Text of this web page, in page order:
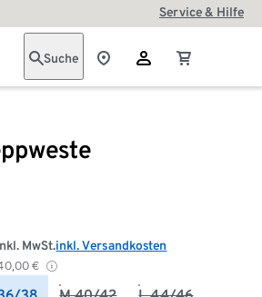
Service & Hilfe
Suche
€
MwSt.inkl. Versandkosten